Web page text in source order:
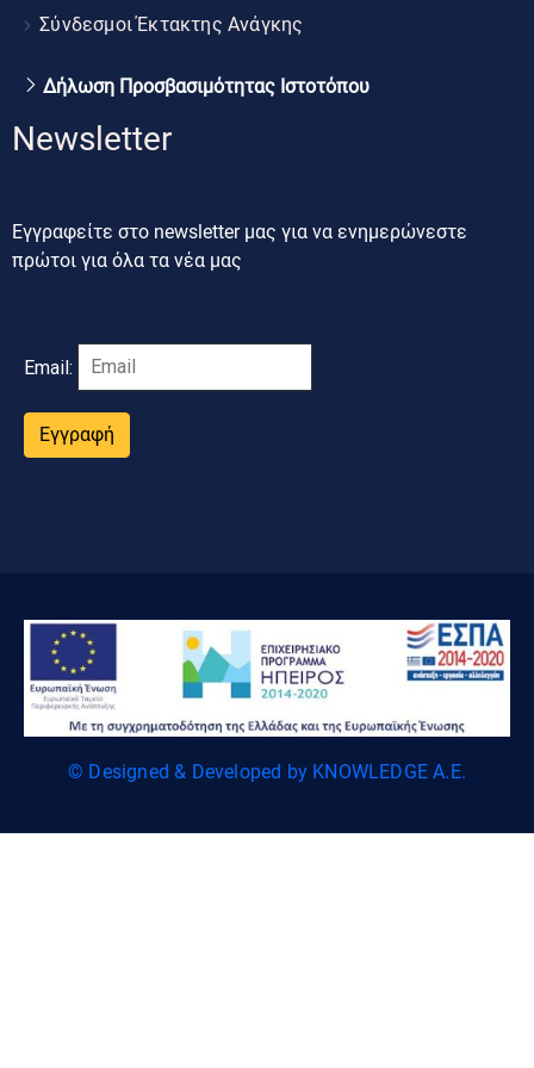
Σύνδεσμοι Έκτακτης Ανάγκης
Δήλωση Προσβασιμότητας Ιστοτόπου
Newsletter
Εγγραφείτε στο newsletter μας για να ενημερώνεστε
πρώτοι για όλα τα νέα μας
Email:
Εγγραφή
© Designed & Developed by KNOWLEDGE A.E.